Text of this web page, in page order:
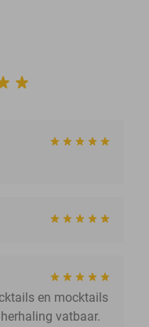
en mocktails
vatbaar.